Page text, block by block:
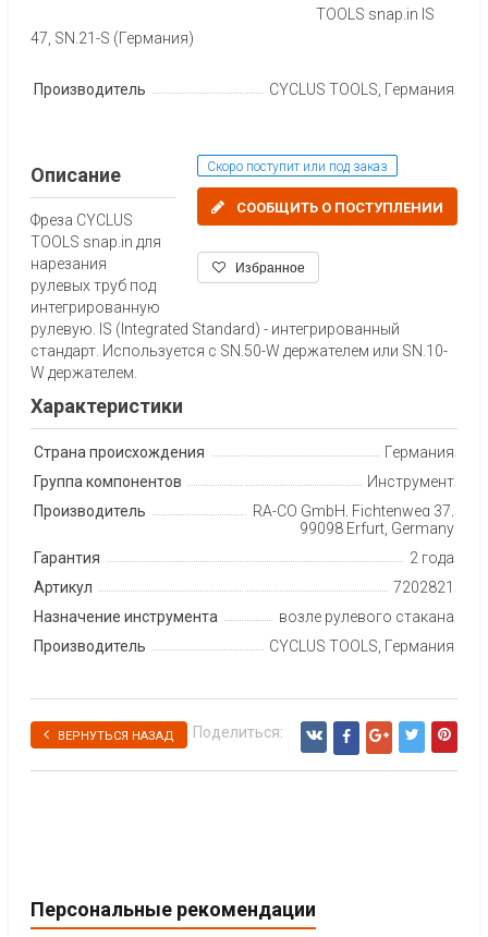
TOOLS snap.in IS
47, SN.21-S (Германия)
Производитель CYCLUS TOOLS, Германия
Скоро поступит или под заказ
СООБЩИТЬ О ПОСТУПЛЕНИИ
Избранное
Описание
Фреза CYCLUS
TOOLS snap.in для
нарезания
рулевых труб под
интегрированную
рулевую. IS (Integrated Standard) - интегрированный
стандарт. Используется с SN.50-W держателем или SN.10-
W держателем.
Характеристики
Страна происхождения
Германия
Группа компонентов
Инструмент
Производитель
RA-CO GmbH, Fichtenweg 37,
99098 Erfurt, Germany
Гарантия
2 года
Артикул
7202821
Назначение инструмента
возле рулевого стакана
Производитель
CYCLUS TOOLS, Германия
ВЕРНУТЬСЯ НАЗАД Поделиться:
Персональные рекомендации